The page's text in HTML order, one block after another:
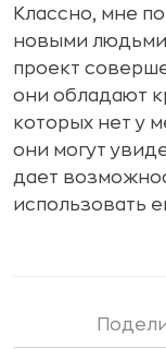
Классно, мне
новыми
проект
они обладают
которых нет у
они могут
дает
использовать